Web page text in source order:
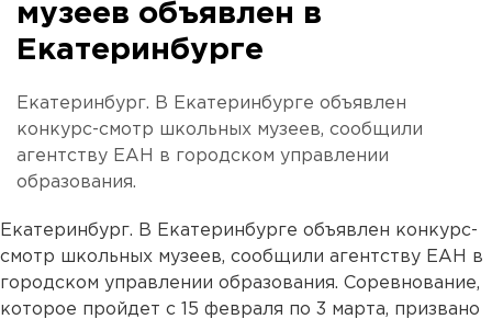
музеев объявлен в
Екатеринбурге
Екатеринбург. В Екатеринбурге объявлен
конкурс-смотр школьных музеев, сообщили
агентству ЕАН в городском управлении
образования.
Екатеринбург. В Екатеринбурге объявлен конкурс-
смотр школьных музеев, сообщили агентству ЕАН в
городском управлении образования. Соревнование,
которое пройдет с 15 февраля по 3 марта, призвано